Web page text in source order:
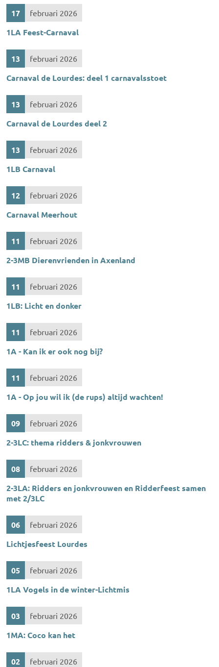
17 februari 2026
1LA Feest-Carnaval
13 februari 2026
Carnaval de Lourdes: deel 1 carnavalsstoet
13 februari 2026
Carnaval de Lourdes deel 2
13 februari 2026
1LB Carnaval
12 februari 2026
Carnaval Meerhout
11 februari 2026
2-3MB Dierenvrienden in Axenland
11 februari 2026
1LB: Licht en donker
11 februari 2026
1A - Kan ik er ook nog bij?
11 februari 2026
1A - Op jou wil ik (de rups) altijd wachten!
09 februari 2026
2-3LC: thema ridders & jonkvrouwen
08 februari 2026
2-3LA: Ridders en jonkvrouwen en Ridderfeest samen
met 2/3LC
06 februari 2026
Lichtjesfeest Lourdes
05 februari 2026
1LA Vogels in de winter-Lichtmis
03 februari 2026
1MA: Coco kan het
02 februari 2026